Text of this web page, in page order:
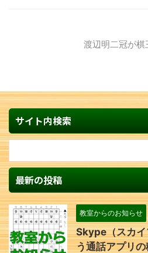
渡辺明二冠が棋
サイト内検索
最新の投稿
教室からのお知らせ
Skype（スカ
う通話アプリ